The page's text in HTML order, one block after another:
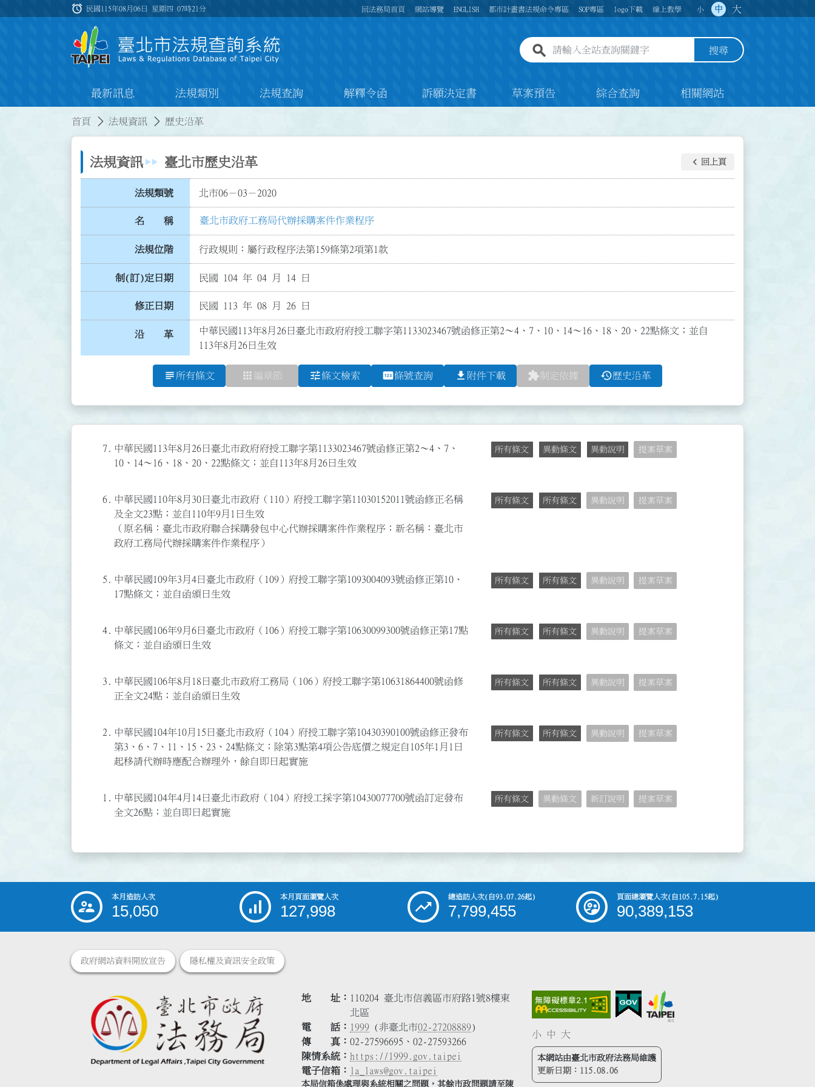
:::
alarm 民國115年08月06日 星期四07時21分 回法務局首頁 網站導覽 ENGLISH 都市計畫書法規命令專區 SOP專區 logo下載 線上教學 小 中 大
全站查詢關鍵字欄位 搜尋
最新訊息 法規類別 法規查詢 解釋令函 訴願決定書 草案預告 綜合查詢 相關網站
首頁 法規資訊 歷史沿革
法規資訊 臺北市歷史沿革 keyboard_arrow_left 回上頁
法規類號 北市06－03－2020
名 稱 臺北市政府工務局代辦採購案件作業程序
法規位階 行政規則：屬行政程序法第159條第2項第1款
制(訂)定日期 民國 104 年 04 月 14 日
修正日期 民國 113 年 08 月 26 日
沿 革
中華民國113年8月26日臺北市政府府授工聯字第1133023467號函修正第2～4、7、10、14～16、18、20、22點條文；並自
113年8月26日生效
subject 所有條文 apps 編章節 tune條文檢索 pin條號查詢 file_download 附件下載 extension制定依據 history歷史沿革
7.
中華民國113年8月26日臺北市政府府授工聯字第1133023467號函修正第2～4、7、
10、14～16、18、20、22點條文；並自113年8月26日生效
所有條文 異動條文 異動說明 提案草案
6.
中華民國110年8月30日臺北市政府（110）府授工聯字第11030152011號函修正名稱
及全文23點；並自110年9月1日生效
（原名稱：臺北市政府聯合採購發包中心代辦採購案件作業程序；新名稱：臺北市
政府工務局代辦採購案件作業程序）
所有條文 所有條文 異動說明 提案草案
5.
中華民國109年3月4日臺北市政府（109）府授工聯字第1093004093號函修正第10、
17點條文；並自函頒日生效
所有條文 所有條文 異動說明 提案草案
4.
中華民國106年9月6日臺北市政府（106）府授工聯字第10630099300號函修正第17點
條文；並自函頒日生效
所有條文 所有條文 異動說明 提案草案
3.
中華民國106年8月18日臺北市政府工務局（106）府授工聯字第10631864400號函修
正全文24點；並自函頒日生效
所有條文 所有條文 異動說明 提案草案
2.
中華民國104年10月15日臺北市政府（104）府授工聯字第10430390100號函修正發布
第3、6、7、11、15、23、24點條文；除第3點第4項公告底價之規定自105年1月1日
起移請代辦時應配合辦理外，餘自即日起實施
所有條文 所有條文 異動說明 提案草案
1.
中華民國104年4月14日臺北市政府（104）府授工採字第10430077700號函訂定發布
全文26點；並自即日起實施
所有條文 異動條文 新訂說明 提案草案
::: 本月造訪人次
15,050
本月頁面瀏覽人次
127,998
總造訪人次(自93.07.26起)
7,799,455
頁面總瀏覽人次(自105.7.15起)
90,389,153
政府網站資料開放宣告 隱私權及資訊安全政策
地 址
110204 臺北市信義區市府路1號8樓東
北區
電 話
1999 (非臺北市02-27208889)
傳 真
02-27596695、02-27593266
陳情系統
https://1999.gov.taipei
電子信箱
la_laws@gov.taipei
本局信箱係處理與系統相關之問題，其餘市政問題請至陳
小 中 大
本網站由臺北市政府法務局維護
更新日期： 115.08.06